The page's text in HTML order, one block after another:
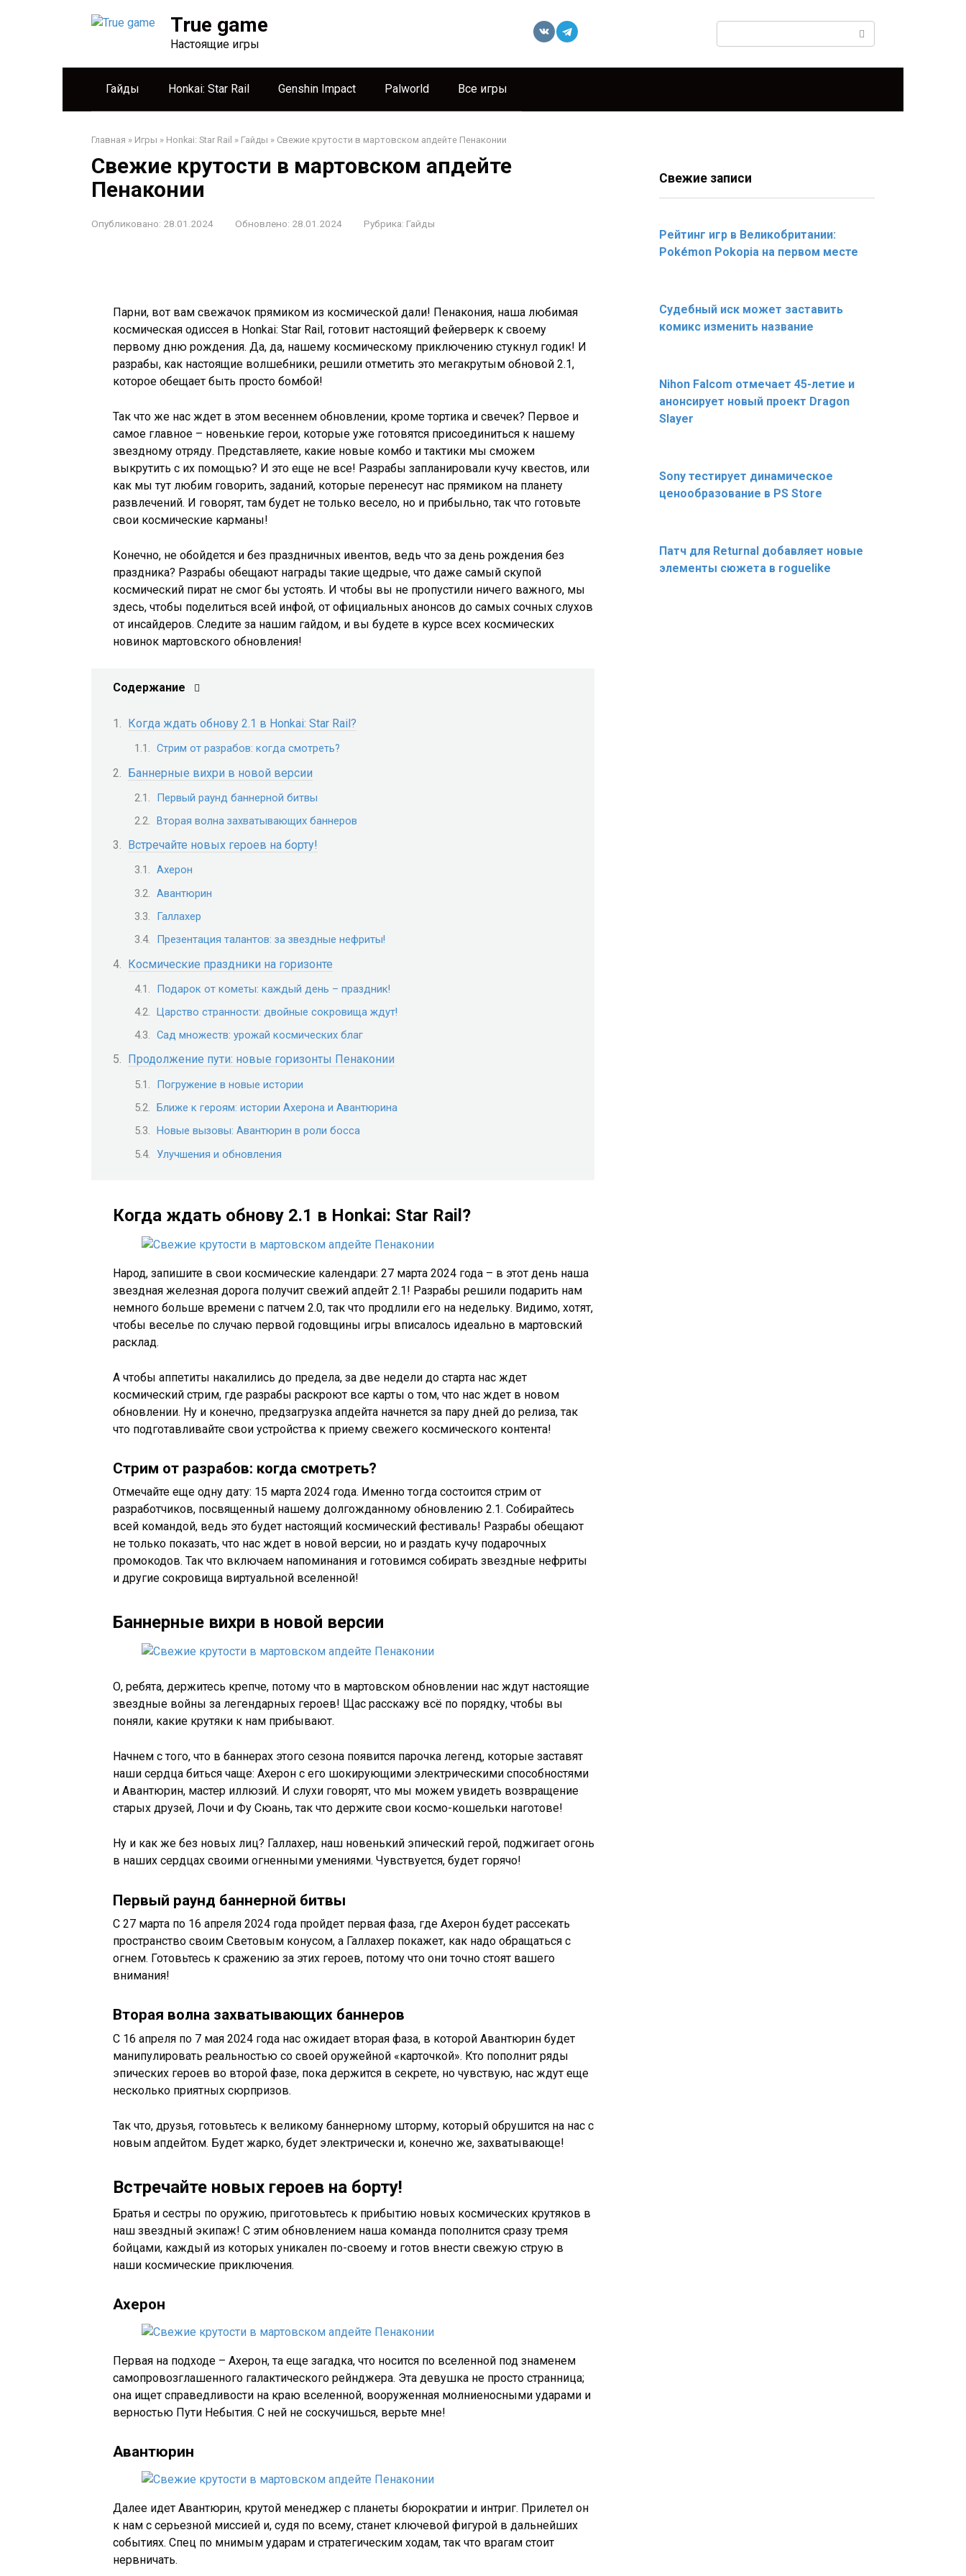
True game
Настоящие игры
Гайды Honkai: Star Rail Genshin Impact Palworld Все игры
Главная » Игры » Honkai: Star Rail » Гайды » Свежие крутости в мартовском апдейте Пенаконии
Свежие крутости в мартовском апдейте
Пенаконии
Опубликовано: 28.01.2024 Обновлено: 28.01.2024 Рубрика: Гайды
Парни, вот вам свежачок прямиком из космической дали! Пенакония, наша любимая
космическая одиссея в Honkai: Star Rail, готовит настоящий фейерверк к своему
первому дню рождения. Да, да, нашему космическому приключению стукнул годик! И
разрабы, как настоящие волшебники, решили отметить это мегакрутым обновой 2.1,
которое обещает быть просто бомбой!
Так что же нас ждет в этом весеннем обновлении, кроме тортика и свечек? Первое и
самое главное – новенькие герои, которые уже готовятся присоединиться к нашему
звездному отряду. Представляете, какие новые комбо и тактики мы сможем
выкрутить с их помощью? И это еще не все! Разрабы запланировали кучу квестов, или
как мы тут любим говорить, заданий, которые перенесут нас прямиком на планету
развлечений. И говорят, там будет не только весело, но и прибыльно, так что готовьте
свои космические карманы!
Конечно, не обойдется и без праздничных ивентов, ведь что за день рождения без
праздника? Разрабы обещают награды такие щедрые, что даже самый скупой
космический пират не смог бы устоять. И чтобы вы не пропустили ничего важного, мы
здесь, чтобы поделиться всей инфой, от официальных анонсов до самых сочных слухов
от инсайдеров. Следите за нашим гайдом, и вы будете в курсе всех космических
новинок мартовского обновления!
Содержание
Когда ждать обнову 2.1 в Honkai: Star Rail?
Стрим от разрабов: когда смотреть?
Баннерные вихри в новой версии
Первый раунд баннерной битвы
Вторая волна захватывающих баннеров
Встречайте новых героев на борту!
Ахерон
Авантюрин
Галлахер
Презентация талантов: за звездные нефриты!
Космические праздники на горизонте
Подарок от кометы: каждый день – праздник!
Царство странности: двойные сокровища ждут!
Сад множеств: урожай космических благ
Продолжение пути: новые горизонты Пенаконии
Погружение в новые истории
Ближе к героям: истории Ахерона и Авантюрина
Новые вызовы: Авантюрин в роли босса
Улучшения и обновления
Когда ждать обнову 2.1 в Honkai: Star Rail?
Народ, запишите в свои космические календари: 27 марта 2024 года – в этот день наша
звездная железная дорога получит свежий апдейт 2.1! Разрабы решили подарить нам
немного больше времени с патчем 2.0, так что продлили его на недельку. Видимо, хотят,
чтобы веселье по случаю первой годовщины игры вписалось идеально в мартовский
расклад.
А чтобы аппетиты накалились до предела, за две недели до старта нас ждет
космический стрим, где разрабы раскроют все карты о том, что нас ждет в новом
обновлении. Ну и конечно, предзагрузка апдейта начнется за пару дней до релиза, так
что подготавливайте свои устройства к приему свежего космического контента!
Стрим от разрабов: когда смотреть?
Отмечайте еще одну дату: 15 марта 2024 года. Именно тогда состоится стрим от
разработчиков, посвященный нашему долгожданному обновлению 2.1. Собирайтесь
всей командой, ведь это будет настоящий космический фестиваль! Разрабы обещают
не только показать, что нас ждет в новой версии, но и раздать кучу подарочных
промокодов. Так что включаем напоминания и готовимся собирать звездные нефриты
и другие сокровища виртуальной вселенной!
Баннерные вихри в новой версии
О, ребята, держитесь крепче, потому что в мартовском обновлении нас ждут настоящие
звездные войны за легендарных героев! Щас расскажу всё по порядку, чтобы вы
поняли, какие крутяки к нам прибывают.
Начнем с того, что в баннерах этого сезона появится парочка легенд, которые заставят
наши сердца биться чаще: Ахерон с его шокирующими электрическими способностями
и Авантюрин, мастер иллюзий. И слухи говорят, что мы можем увидеть возвращение
старых друзей, Лочи и Фу Сюань, так что держите свои космо-кошельки наготове!
Ну и как же без новых лиц? Галлахер, наш новенький эпический герой, поджигает огонь
в наших сердцах своими огненными умениями. Чувствуется, будет горячо!
Первый раунд баннерной битвы
С 27 марта по 16 апреля 2024 года пройдет первая фаза, где Ахерон будет рассекать
пространство своим Световым конусом, а Галлахер покажет, как надо обращаться с
огнем. Готовьтесь к сражению за этих героев, потому что они точно стоят вашего
внимания!
Вторая волна захватывающих баннеров
С 16 апреля по 7 мая 2024 года нас ожидает вторая фаза, в которой Авантюрин будет
манипулировать реальностью со своей оружейной «карточкой». Кто пополнит ряды
эпических героев во второй фазе, пока держится в секрете, но чувствую, нас ждут еще
несколько приятных сюрпризов.
Так что, друзья, готовьтесь к великому баннерному шторму, который обрушится на нас с
новым апдейтом. Будет жарко, будет электрически и, конечно же, захватывающе!
Встречайте новых героев на борту!
Братья и сестры по оружию, приготовьтесь к прибытию новых космических крутяков в
наш звездный экипаж! С этим обновлением наша команда пополнится сразу тремя
бойцами, каждый из которых уникален по-своему и готов внести свежую струю в
наши космические приключения.
Ахерон
Первая на подходе – Ахерон, та еще загадка, что носится по вселенной под знаменем
самопровозглашенного галактического рейнджера. Эта девушка не просто странница;
она ищет справедливости на краю вселенной, вооруженная молниеносными ударами и
верностью Пути Небытия. С ней не соскучишься, верьте мне!
Авантюрин
Далее идет Авантюрин, крутой менеджер с планеты бюрократии и интриг. Прилетел он
к нам с серьезной миссией и, судя по всему, станет ключевой фигурой в дальнейших
событиях. Спец по мнимым ударам и стратегическим ходам, так что врагам стоит
нервничать.
Свежие записи
Рейтинг игр в Великобритании:
Pokémon Pokopia на первом месте
Судебный иск может заставить
комикс изменить название
Nihon Falcom отмечает 45-летие и
анонсирует новый проект Dragon
Slayer
Sony тестирует динамическое
ценообразование в PS Store
Патч для Returnal добавляет новые
элементы сюжета в roguelike